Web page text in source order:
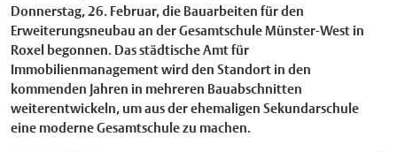
Donnerstag, 26. Februar, die Bauarbeiten für den
Erweiterungsneubau an der Gesamtschule Münster-West in
Roxel begonnen. Das städtische Amt für
Immobilienmanagement wird den Standort in den
kommenden Jahren in mehreren Bauabschnitten
weiterentwickeln, um aus der ehemaligen Sekundarschule
eine moderne Gesamtschule zu machen.